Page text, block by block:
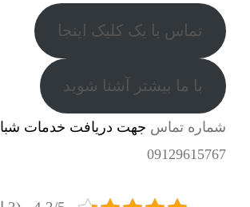
تماس با یک کلیک اینجا
با ما بیشتر آشنا شوید
شماره تماس جهت دریافت خدمات
09129615767